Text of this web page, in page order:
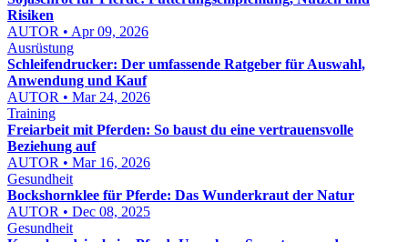
Risiken
AUTOR • Apr 09, 2026
Ausrüstung
Schleifendrucker: Der umfassende Ratgeber für Auswahl,
Anwendung und Kauf
AUTOR • Mar 24, 2026
Training
Freiarbeit mit Pferden: So baust du eine vertrauensvolle
Beziehung auf
AUTOR • Mar 16, 2026
Gesundheit
Bockshornklee für Pferde: Das Wunderkraut der Natur
AUTOR • Dec 08, 2025
Gesundheit